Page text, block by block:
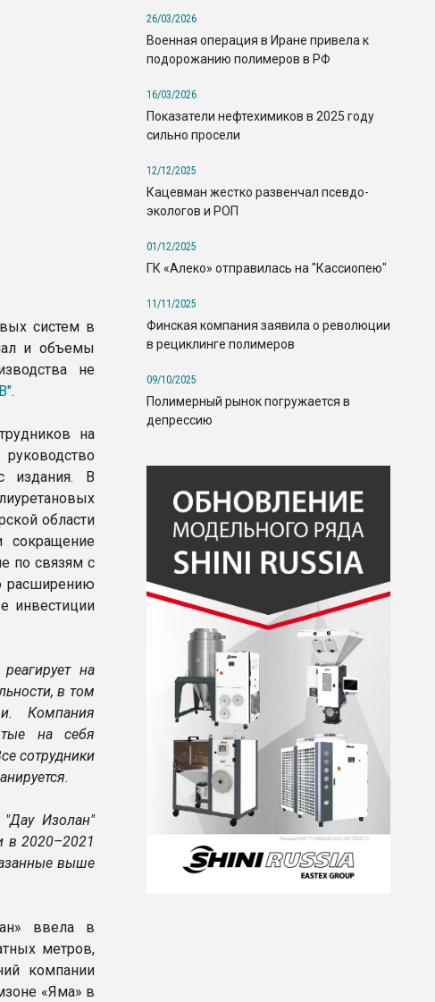
систем в
и объемы
не
.
на
издания. В
области
сокращение
по связям с
расширению
инвестиции
на
в том
Компания
на себя
сотрудники
Изолан"
в 2020–2021
выше
ввела в
метров,
компании
«Яма» в
26/03/2026
Военная операция в Иране привела к
подорожанию полимеров в РФ
16/03/2026
Показатели нефтехимиков в 2025 году
сильно просели
12/12/2025
Кацевман жестко развенчал псевдо-
экологов и РОП
01/12/2025
ГК «Алеко» отправилась на "Кассиопею"
11/11/2025
Финская компания заявила о революции
в рециклинге полимеров
09/10/2025
Полимерный рынок погружается в
депрессию